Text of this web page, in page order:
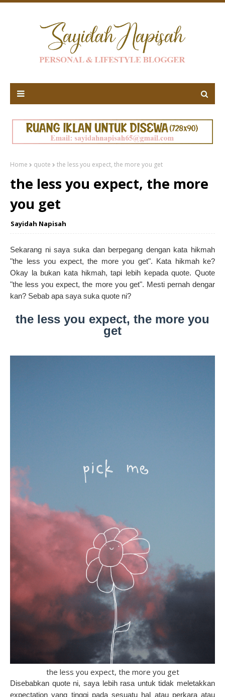
Home quote the less you expect, the more you get
the less you expect, the more
you get
Sayidah Napisah
Sekarang ni saya suka dan berpegang dengan kata hikmah
"the less you expect, the more you get". Kata hikmah ke?
Okay la bukan kata hikmah, tapi lebih kepada quote. Quote
"the less you expect, the more you get". Mesti pernah dengar
kan? Sebab apa saya suka quote ni?
the less you expect, the more you
get
the less you expect, the more you get
Disebabkan quote ni, saya lebih rasa untuk tidak meletakkan
expectation yang tinggi pada sesuatu hal atau perkara atau